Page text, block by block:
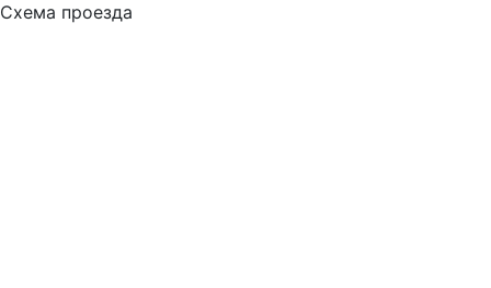
Схема проезда